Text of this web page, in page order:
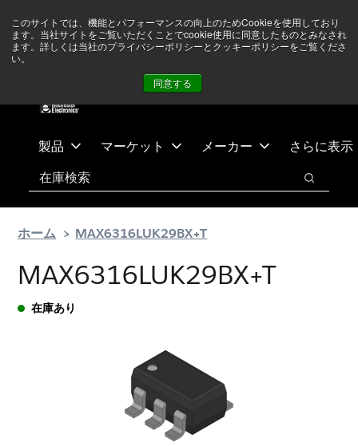
このサイトでは、機能とパフォーマンスの向上のためCookieを使用しており
ます。当社サイトをご覧いただくことでcookie使用に同意したものとみなされ
ます。詳しくは当社のプライバシーポリシーとクッキーポリシーをご覧くださ
い。
同意する
テ
ス
ありません 詳しい情報はこちら➜
製品 マーケット メーカー さらに表示
検索
検索
ホーム MAX6316LUK29BX+T
MAX6316LUK29BX+T
在庫あり